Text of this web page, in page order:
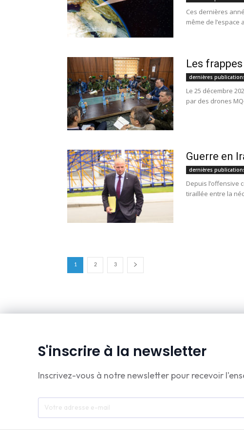
Ces dernières
même de
Les
dernières
Le 25 décembre
par des drones
Guerre en
dernières
Depuis l’offensive
tiraillée entre la
1 2 3
S'inscrire à la newsletter
Inscrivez-vous à notre newsletter pour recevoir